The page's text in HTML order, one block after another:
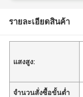
รายละเอียดสินค้า
แสงสูง:
จำนวนสั่งซื้อขั้นต่ำ